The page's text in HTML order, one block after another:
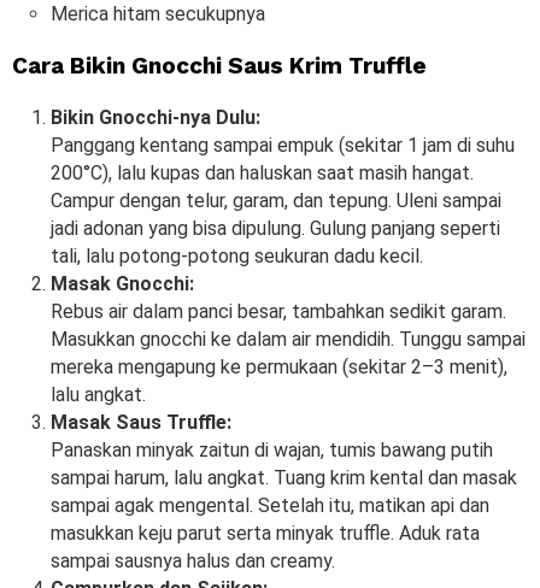
Merica hitam secukupnya
Cara Bikin Gnocchi Saus Krim Truffle
Bikin Gnocchi-nya Dulu:
Panggang kentang sampai empuk (sekitar 1 jam di suhu
200°C), lalu kupas dan haluskan saat masih hangat.
Campur dengan telur, garam, dan tepung. Uleni sampai
jadi adonan yang bisa dipulung. Gulung panjang seperti
tali, lalu potong-potong seukuran dadu kecil.
Masak Gnocchi:
Rebus air dalam panci besar, tambahkan sedikit garam.
Masukkan gnocchi ke dalam air mendidih. Tunggu sampai
mereka mengapung ke permukaan (sekitar 2–3 menit),
lalu angkat.
Masak Saus Truffle:
Panaskan minyak zaitun di wajan, tumis bawang putih
sampai harum, lalu angkat. Tuang krim kental dan masak
sampai agak mengental. Setelah itu, matikan api dan
masukkan keju parut serta minyak truffle. Aduk rata
sampai sausnya halus dan creamy.